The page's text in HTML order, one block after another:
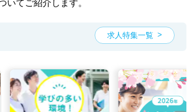
いてご紹介します。
求人特集一覧